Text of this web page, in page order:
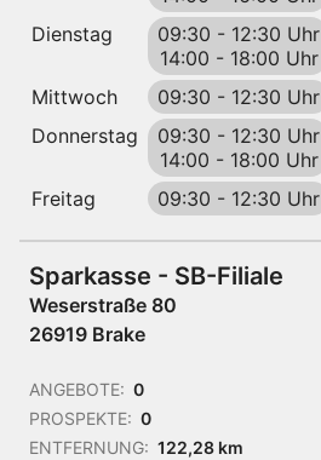
Dienstag
09:30 - 12:30 Uhr
14:00 - 18:00 Uhr
Mittwoch
09:30 - 12:30 Uhr
Donnerstag
09:30 - 12:30 Uhr
14:00 - 18:00 Uhr
Freitag
09:30 - 12:30 Uhr
Sparkasse - SB-Filiale
Weserstraße 80
26919 Brake
ANGEBOTE: 0
PROSPEKTE: 0
ENTFERNUNG: 122,28 km